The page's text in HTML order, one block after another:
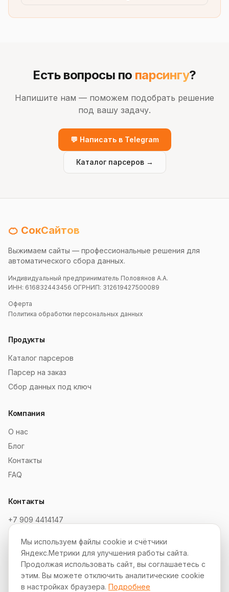
Есть вопросы по парсингу?
Напишите нам — поможем подобрать решение
под вашу задачу.
💬 Написать в Telegram
Каталог парсеров →
🍊 СокСайтов
Выжимаем сайты — профессиональные решения для
автоматического сбора данных.
Индивидуальный предприниматель Половянов А.А.
ИНН: 616832443456 ОГРНИП: 312619427500089
Оферта
Политика обработки персональных данных
Продукты
Каталог парсеров
Парсер на заказ
Сбор данных под ключ
Компания
О нас
Блог
Контакты
FAQ
Контакты
+7 909 4414147
Telegram: @SokSaitov_bot
Пн–Пт, 10:00–19:00
Партнёрская программа
Мы используем файлы cookie и счётчики
Яндекс.Метрики для улучшения работы сайта.
Продолжая использовать сайт, вы соглашаетесь с
этим. Вы можете отключить аналитические cookie
в настройках браузера. Подробнее